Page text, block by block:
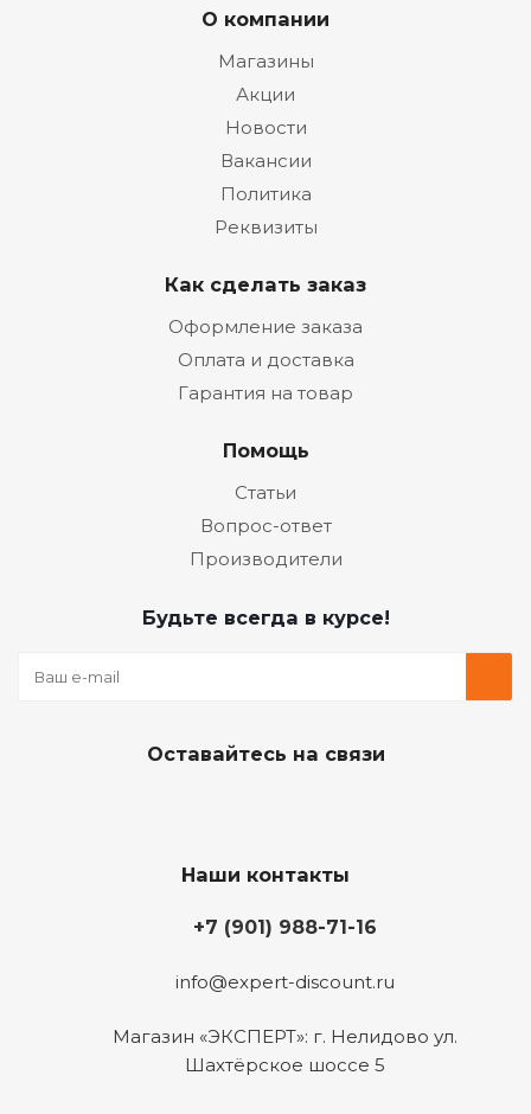
О компании
Магазины
Акции
Новости
Вакансии
Политика
Реквизиты
Как сделать заказ
Оформление заказа
Оплата и доставка
Гарантия на товар
Помощь
Статьи
Вопрос-ответ
Производители
Будьте всегда в курсе!
Оставайтесь на связи
Наши контакты
+7 (901) 988-71-16
info@expert-discount.ru
Магазин «ЭКСПЕРТ»: г. Нелидово ул.
Шахтёрское шоссе 5